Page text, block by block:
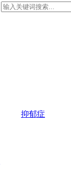
抑郁症